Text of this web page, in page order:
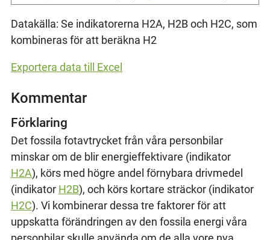
Datakälla: Se indikatorerna H2A, H2B och H2C, som
kombineras för att beräkna H2
Exportera data till Excel
Kommentar
Förklaring
Det fossila fotavtrycket från våra personbilar
minskar om de blir energieffektivare (indikator
H2A), körs med högre andel förnybara drivmedel
(indikator H2B), och körs kortare sträckor (indikator
H2C). Vi kombinerar dessa tre faktorer för att
uppskatta förändringen av den fossila energi våra